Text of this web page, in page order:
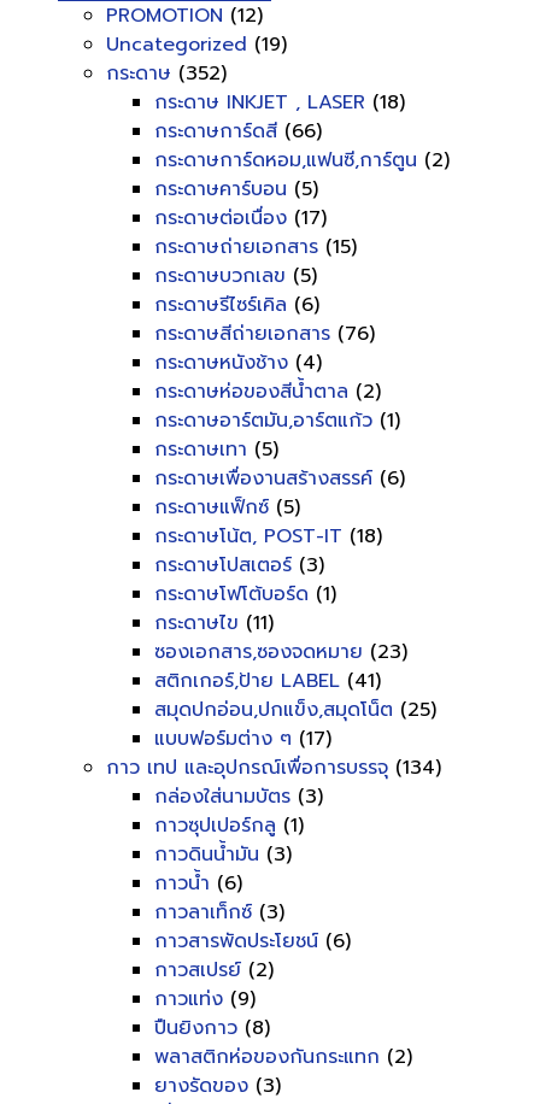
PROMOTION (12)
Uncategorized (19)
กระดาษ (352)
กระดาษ INKJET , LASER (18)
กระดาษการ์ดสี (66)
กระดาษการ์ดหอม,แฟนซี,การ์ตูน (2)
กระดาษคาร์บอน (5)
กระดาษต่อเนื่อง (17)
กระดาษถ่ายเอกสาร (15)
กระดาษบวกเลข (5)
กระดาษรีไซร์เคิล (6)
กระดาษสีถ่ายเอกสาร (76)
กระดาษหนังช้าง (4)
กระดาษห่อของสีน้ำตาล (2)
กระดาษอาร์ตมัน,อาร์ตแก้ว (1)
กระดาษเทา (5)
กระดาษเพื่องานสร้างสรรค์ (6)
กระดาษแฟ็กซ์ (5)
กระดาษโน้ต, POST-IT (18)
กระดาษโปสเตอร์ (3)
กระดาษโฟโต้บอร์ด (1)
กระดาษไข (11)
ซองเอกสาร,ซองจดหมาย (23)
สติกเกอร์,ป้าย LABEL (41)
สมุดปกอ่อน,ปกแข็ง,สมุดโน็ต (25)
แบบฟอร์มต่าง ๆ (17)
กาว เทป และอุปกรณ์เพื่อการบรรจุ (134)
กล่องใส่นามบัตร (3)
กาวซุปเปอร์กลู (1)
กาวดินน้ำมัน (3)
กาวน้ำ (6)
กาวลาเท็กซ์ (3)
กาวสารพัดประโยชน์ (6)
กาวสเปรย์ (2)
กาวแท่ง (9)
ปืนยิงกาว (8)
พลาสติกห่อของกันกระแทก (2)
ยางรัดของ (3)